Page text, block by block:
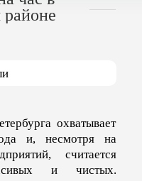
охватывает
и, несмотря на
считается
и чистых.